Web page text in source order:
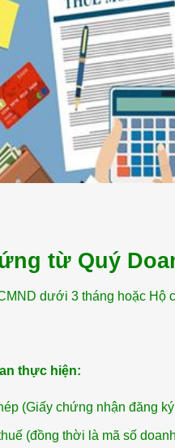
từ Quý
dưới 3 tháng hoặc Hộ
thực hiện:
(Giấy chứng nhận đăng
(đồng thời là mã số